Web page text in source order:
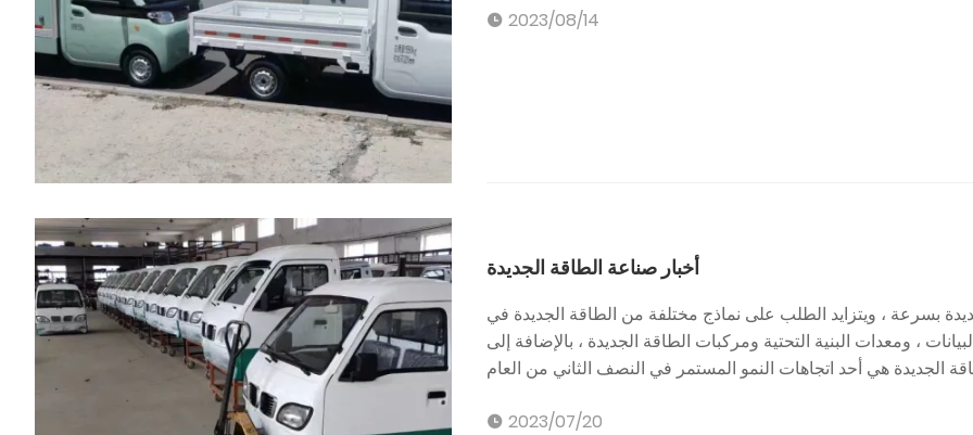
2023/08/14
أخبار صناعة الطاقة الجديدة
بسرعة ، ويتزايد الطلب على نماذج مختلفة من الطاقة الجديدة في
، ومعدات البنية التحتية ومركبات الطاقة الجديدة ، بالإضافة إلى
2023/07/20